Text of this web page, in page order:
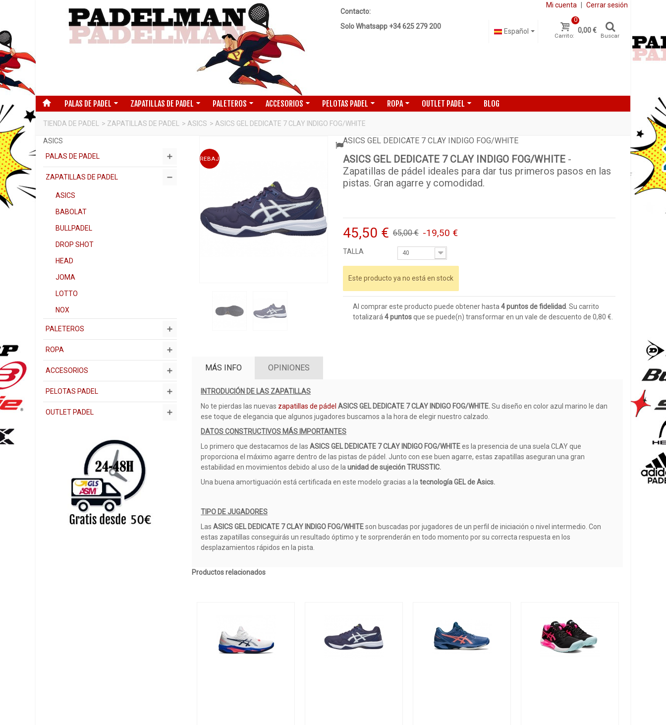
Contacto:
Solo Whatsapp +34 625 279 200
Mi cuenta Cerrar sesión
Carrito:
0
0,00 €
Buscar
Español
PALAS DE PADEL ZAPATILLAS DE PADEL PALETEROS ACCESORIOS PELOTAS PADEL ROPA OUTLET PADEL BLOG
TIENDA DE PADEL > ZAPATILLAS DE PADEL > ASICS > ASICS GEL DEDICATE 7 CLAY INDIGO FOG/WHITE
ASICS
PALAS DE PADEL
ZAPATILLAS DE PADEL
ASICS
BABOLAT
BULLPADEL
DROP SHOT
HEAD
JOMA
LOTTO
NOX
PALETEROS
ROPA
ACCESORIOS
PELOTAS PADEL
OUTLET PADEL
REBAJADO
ASICS GEL DEDICATE 7 CLAY INDIGO FOG/WHITE
ASICS GEL DEDICATE 7 CLAY INDIGO FOG/WHITE-
Zapatillas de pádel ideales para dar tus primeros pasos en las
pistas. Gran agarre y comodidad.
45,50 € 65,00 € -19,50 €
TALLA 40
Este producto ya no está en stock
Al comprar este producto puede obtener hasta 4puntos de fidelidad. Su carrito
totalizará 4puntosque se puede(n) transformar en un vale de descuento de 0,80 €
MÁS INFO OPINIONES
INTRODUCIÓN DE LAS ZAPATILLAS
No te pierdas las nuevas zapatillas de pádel ASICS GEL DEDICATE 7 CLAY INDIGO FOG/WHITE.Su diseño en color azul marino le dan
ese toque de elegancia que algunos jugadores buscamos a la hora de elegir nuestro calzado.
DATOS CONSTRUCTIVOS MÁS IMPORTANTES
Lo primero que destacamos de lasASICS GEL DEDICATE 7 CLAY INDIGO FOG/WHITEes la presencia de una suela CLAY que
proporciona el máximo agarre dentro de las pistas de pádel. Junto con ese buen agarre, estas zapatillas aseguran una gran
estabilidad en movimientos debido al uso de launidad de sujeción TRUSSTIC.
Una buena amortiguación está certificada en este modelo gracias a la tecnología GEL de Asics.
TIPO DE JUGADORES
LasASICS GEL DEDICATE 7 CLAY INDIGO FOG/WHITEson buscadas por jugadores de un perfil de iniciación o nivel intermedio. Con
estas zapatillas conseguirás un resultado óptimo y te sorprenderán en todo momento por su correcta respuesta en los
desplazamientos rápidos en la pista.
Productos relacionados